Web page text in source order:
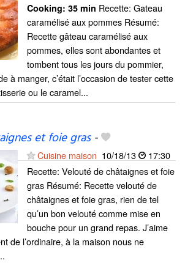
Cooking: 35 min Recette: Gateau
caramélisé aux pommes Résumé:
Recette gâteau caramélisé aux
pommes, elles sont abondantes et
tombent tous les jours du pommier,
à manger, c’était l’occasion de tester cette
ou le caramel...
et foie gras-
Cuisine maison 10/18/13
17:30
Recette: Velouté de châtaignes et foie
gras Résumé: Recette velouté de
châtaignes et foie gras, rien de tel
qu’un bon velouté comme mise en
bouche pour un grand repas. J’aime
de l’ordinaire, à la maison nous ne